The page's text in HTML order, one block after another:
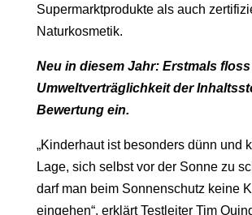
Supermarktprodukte als auch
Naturkosmetik.
Neu in diesem Jahr: Erstmals
Umweltverträglichkeit der
Bewertung ein.
„Kinderhaut ist besonders dünn und
Lage, sich selbst vor der Sonne zu
darf man beim Sonnenschutz keine
eingehen“, erklärt Testleiter Tim